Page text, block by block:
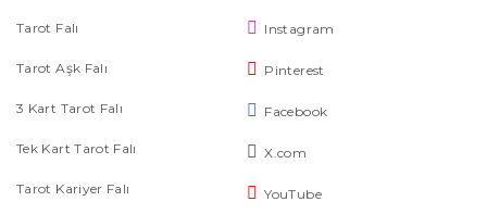
Tarot Falı
Tarot Aşk Falı
3 Kart Tarot Falı
Tek Kart Tarot Falı
Tarot Kariyer Falı
Instagram
Pinterest
Facebook
X.com
YouTube